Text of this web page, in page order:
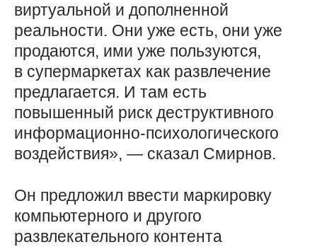
виртуальной и дополненной
реальности. Они уже есть, они уже
продаются, ими уже пользуются,
в супермаркетах как развлечение
предлагается. И там есть
повышенный риск деструктивного
информационно-психологического
воздействия», — сказал Смирнов.
Он предложил ввести маркировку
компьютерного и другого
развлекательного контента